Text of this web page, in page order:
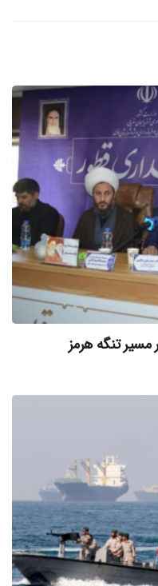
است.
بسیار سخت برای صنعت حمل و
در این سال نرخ حمل بار
کاهش مواجه بوده و هم اکنون نیز با
جهانی مواجه هستیم.
ایران ادامه داد:
میانگین قیمت حمل کانتینری کالاهای وارداتی ۵۲ درصد کاهش
کاهش قیمت حمل مواجه
جهانی در بخش حمل فله
به لحاظ وزنی در گروه
ناوگان ملی کشتیرانی
جمهوری اسلامی ایران در سال ۱۴۰۲ را ۱۴ درصد اعلام کرد و گفت:
همزمان در بخش حمل فله، با کاهش ۸ درصدی مواجه بودیم که
ازکشتیها به صورت
در میزان درآمد ایجاد نشده
تنگه هرمز